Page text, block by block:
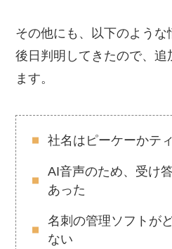
その他にも、以下のような
後日判明してきたので、追
ます。
社名はピーケーかテ
AI音声のため、受け
あった
名刺の管理ソフトが
ない